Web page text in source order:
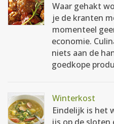
Waar gehakt
je de kranten
momenteel
economie.
niets aan de
goedkope
Winterkost
Eindelijk is het